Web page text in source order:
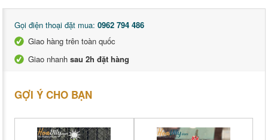
Gọi điện thoại đặt mua: 0962 794 486
Giao hàng trên toàn quốc
Giao nhanh sau 2h đặt hàng
GỢI Ý CHO BẠN